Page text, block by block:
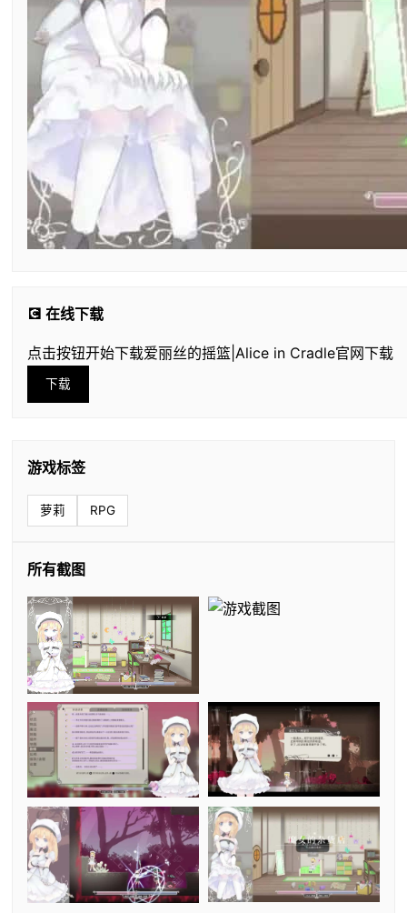
💽 在线下载
点击按钮开始下载爱丽丝的摇篮|Alice in Cradle官网下载
下载
游戏标签
萝莉 RPG
所有截图